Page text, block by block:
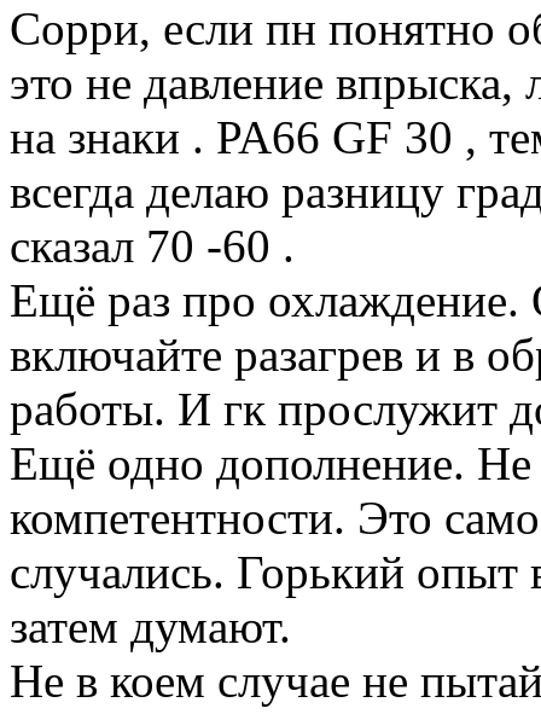
Сорри, если пн понятно
это не давление впрыска,
на знаки . PA66 GF 30 ,
всегда делаю разницу
сказал 70 -60 .
Ещё раз про охлаждение.
включайте разагрев и в
работы. И гк прослужит
Ещё одно дополнение.
компетентности. Это
случались. Горький
затем думают.
Не в коем случае не